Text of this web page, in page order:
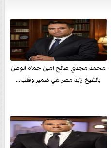
محمد مجدي صالح امين حماة الوطن
بالشيخ زايد مصر هي ضمير وقلب...